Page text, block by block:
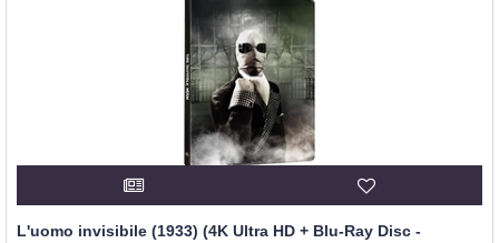
L'uomo invisibile (1933) (4K Ultra HD + Blu-Ray Disc -